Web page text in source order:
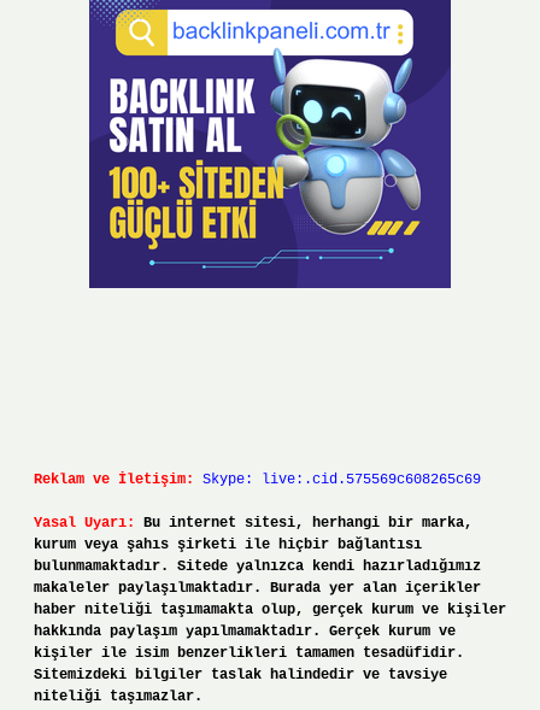
Reklam ve İletişim: Skype: live:.cid.575569c608265c69
Yasal Uyarı:
Bu internet sitesi, herhangi bir marka,
kurum veya şahıs şirketi ile hiçbir bağlantısı
bulunmamaktadır. Sitede yalnızca kendi hazırladığımız
makaleler paylaşılmaktadır. Burada yer alan içerikler
haber niteliği taşımamakta olup, gerçek kurum ve kişiler
hakkında paylaşım yapılmamaktadır. Gerçek kurum ve
kişiler ile isim benzerlikleri tamamen tesadüfidir.
Sitemizdeki bilgiler taslak halindedir ve tavsiye
niteliği taşımazlar.